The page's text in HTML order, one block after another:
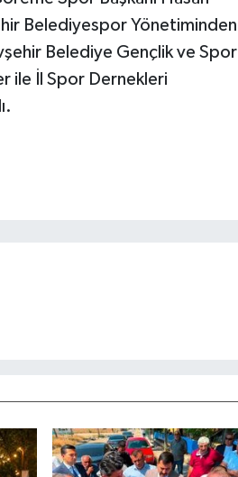
Belediyespor Yönetiminden
Belediye Gençlik ve Spor
ile İl Spor Dernekleri